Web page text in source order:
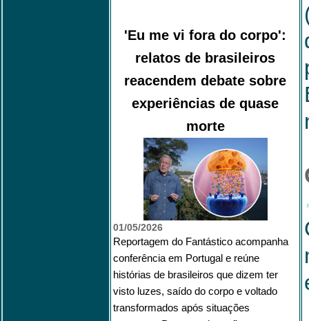
'Eu me vi fora do corpo':
relatos de brasileiros
reacendem debate sobre
experiências de quase
morte
01/05/2026
Reportagem do Fantástico acompanha
conferência em Portugal e reúne
histórias de brasileiros que dizem ter
visto luzes, saído do corpo e voltado
transformados após situações